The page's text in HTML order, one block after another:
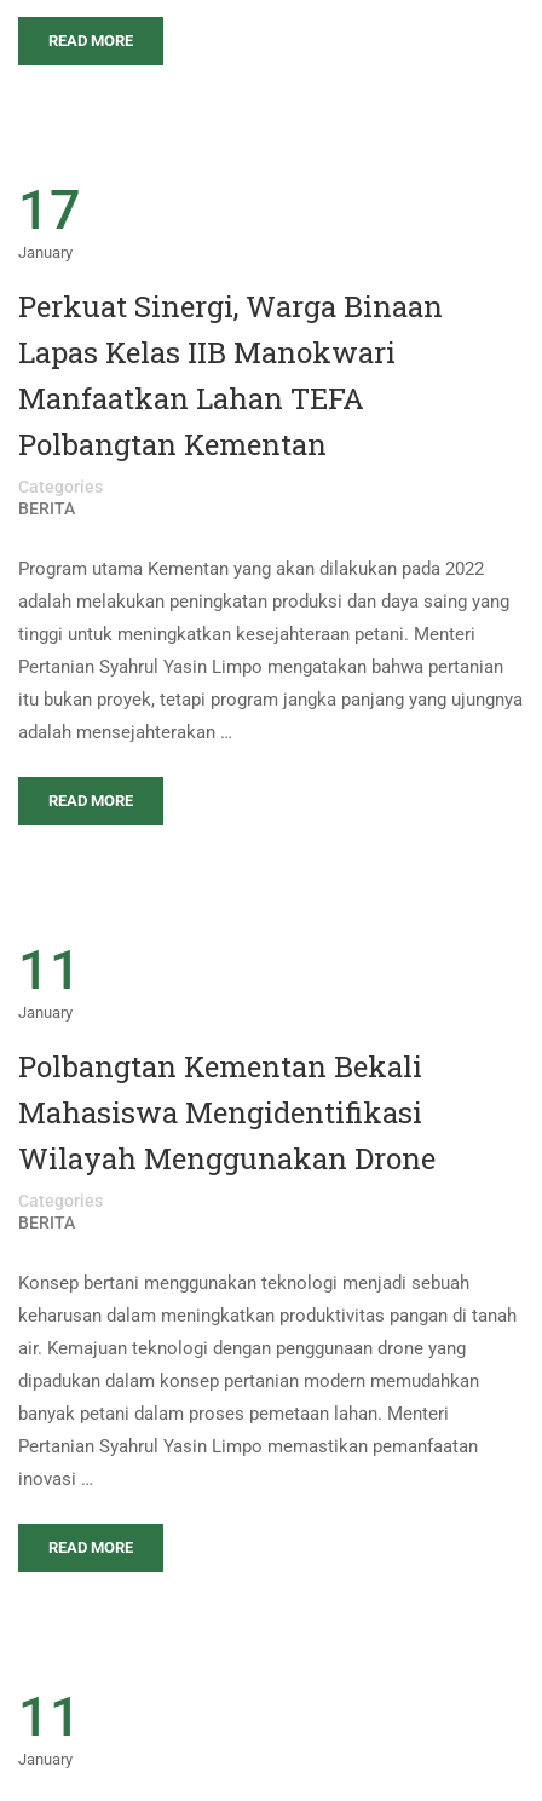
READ MORE
17
January
Perkuat Sinergi, Warga Binaan
Lapas Kelas IIB Manokwari
Manfaatkan Lahan TEFA
Polbangtan Kementan
Categories
BERITA
Program utama Kementan yang akan dilakukan pada 2022
adalah melakukan peningkatan produksi dan daya saing yang
tinggi untuk meningkatkan kesejahteraan petani. Menteri
Pertanian Syahrul Yasin Limpo mengatakan bahwa pertanian
itu bukan proyek, tetapi program jangka panjang yang ujungnya
adalah mensejahterakan …
READ MORE
11
January
Polbangtan Kementan Bekali
Mahasiswa Mengidentifikasi
Wilayah Menggunakan Drone
Categories
BERITA
Konsep bertani menggunakan teknologi menjadi sebuah
keharusan dalam meningkatkan produktivitas pangan di tanah
air. Kemajuan teknologi dengan penggunaan drone yang
dipadukan dalam konsep pertanian modern memudahkan
banyak petani dalam proses pemetaan lahan. Menteri
Pertanian Syahrul Yasin Limpo memastikan pemanfaatan
inovasi …
READ MORE
11
January